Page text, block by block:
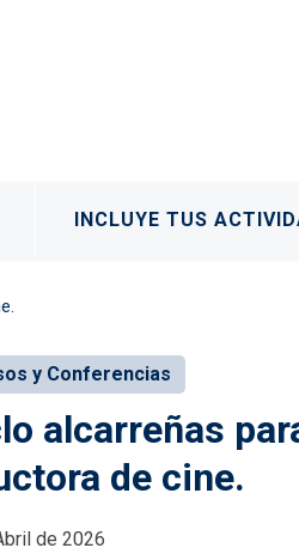
INCLUYE TUS
y Conferencias
alcarreñas
de cine.
de 2026